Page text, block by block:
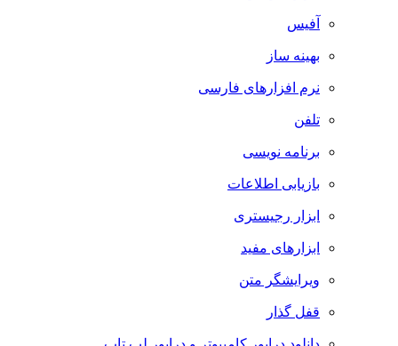
آفیس
بهینه ساز
نرم افزارهای فارسی
تلفن
برنامه نویسی
بازیابی اطلاعات
ابزار رجیستری
ابزارهای مفید
ویرایشگر متن
قفل گذار